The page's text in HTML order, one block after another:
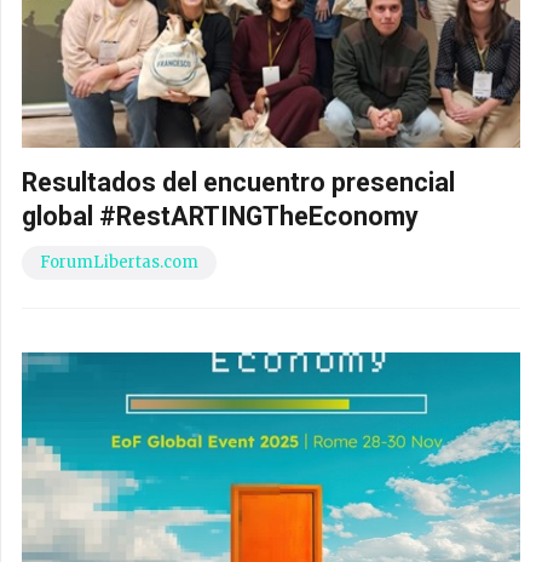
Resultados del encuentro presencial
global #RestARTINGTheEconomy
ForumLibertas.com